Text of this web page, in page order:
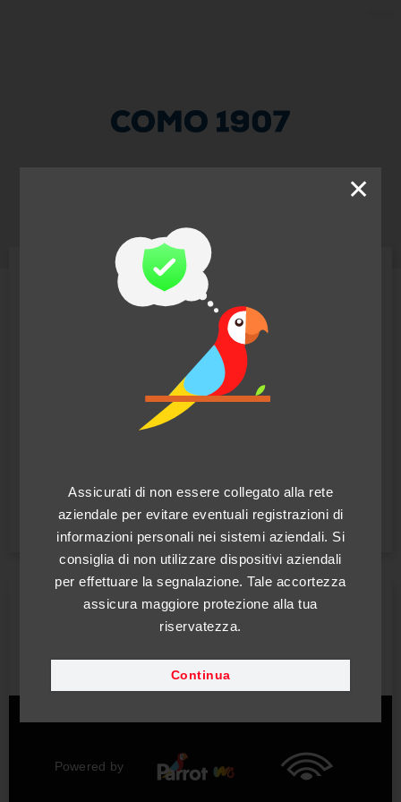
Whistleblowing
Accedi
Como 1907 Srl garantisce la completa riservatezza del
segnalante anche tramite l’uso di canali di segnalazione
modalità di connessione al canale di segnalazione.
Powered by
✕
Assicurati di non essere collegato alla rete
aziendale per evitare eventuali registrazioni di
informazioni personali nei sistemi aziendali. Si
consiglia di non utilizzare dispositivi aziendali
per effettuare la segnalazione. Tale accortezza
assicura maggiore protezione alla tua
riservatezza.
Continua